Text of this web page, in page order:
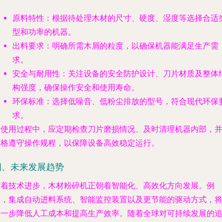
原料特性 ：根据待处理木材的尺寸、硬度、湿度等选择合适
型和功率的机器。
出料要求 ：明确所需木屑的粒度，以确保机器能满足生产需
求。
安全与耐用性 ：关注设备的安全防护设计、刀片材质及整体
构强度，确保操作安全和使用寿命。
环保标准 ：选择低噪音、低粉尘排放的型号，符合现代环保
求。
用过程中，应定期检查刀片磨损情况、及时清理机器内部，并
遵守操作规程，以保障设备高效稳定运行。
未来发展趋势
技术进步，木材粉碎机正朝着智能化、高效化方向发展。例
集成自动进料系统、智能监控装置以及更节能的驱动方式，将
步降低人工成本和提高生产效率。随着全球对可持续发展的追